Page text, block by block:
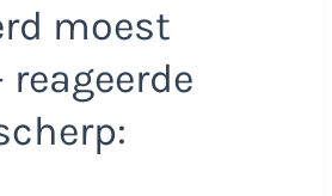
moest
reageerde